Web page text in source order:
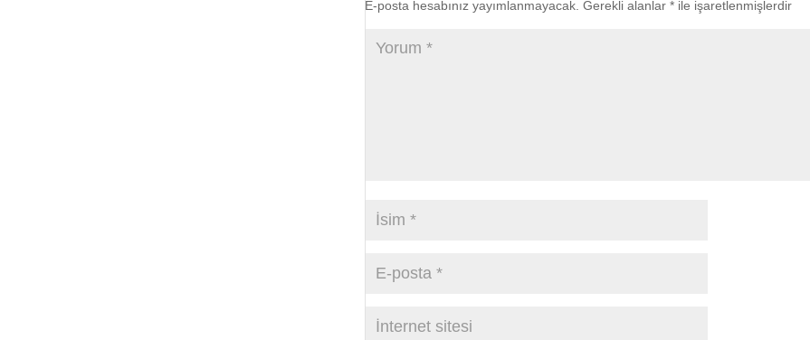
E-posta hesabınız yayımlanmayacak. Gerekli alanlar* ile işaretlenmişlerdir